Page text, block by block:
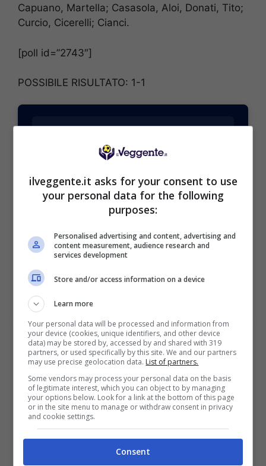
Capuano, Martella; Casasola, Aloi, Donati, Tito;
Curcio, Cicerelli; Cianci.
[poll id=”2743″]
POSSIBILE RISULTATO: 1-1
Bonus 50€ SENZA deposito + fino a 50€ di
rimborso
Bonus 50€ senza deposito sport + fino a 50€ di
200€
BONUS BENVENUTO GOLDBET: 2.050€
Fino a 2050€ sport e casino
Per i nuovi registrati: 100% fino a 2.000€ in Bonus
Scommesse + 50% del primo deposito fino a 50€
2050€
ilveggente.it asks for your consent to use
your personal data for the following
purposes:
Personalised advertising and content, advertising and
content measurement, audience research and
services development
Store and/or access information on a device
Learn more
Your personal data will be processed and information from
your device (cookies, unique identifiers, and other device
data) may be stored by, accessed by and shared with 319
partners, or used specifically by this site. We and our partners
may use precise geolocation data. List of partners.
Some vendors may process your personal data on the basis
of legitimate interest, which you can object to by managing
your options below. Look for a link at the bottom of this page
or in the site menu to manage or withdraw consent in privacy
and cookie settings.
Consent